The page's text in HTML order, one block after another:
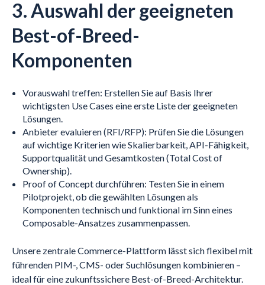
3. Auswahl der geeigneten
Best-of-Breed-
Komponenten
Vorauswahl treffen: Erstellen Sie auf Basis Ihrer
wichtigsten Use Cases eine erste Liste der geeigneten
Lösungen.
Anbieter evaluieren (RFI/RFP): Prüfen Sie die Lösungen
auf wichtige Kriterien wie Skalierbarkeit, API-Fähigkeit,
Supportqualität und Gesamtkosten (Total Cost of
Ownership).
Proof of Concept durchführen: Testen Sie in einem
Pilotprojekt, ob die gewählten Lösungen als
Komponenten technisch und funktional im Sinn eines
Composable-Ansatzes zusammenpassen.
Unsere zentrale Commerce-Plattform lässt sich flexibel mit
führenden PIM-, CMS- oder Suchlösungen kombinieren –
ideal für eine zukunftssichere Best-of-Breed-Architektur.